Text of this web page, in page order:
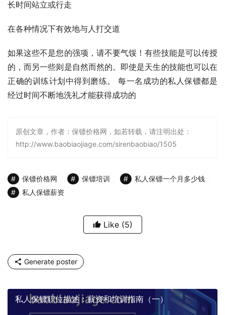
长时间站立或行走
在各种情况下有效地与人打交道
如果这些不是您的强项，请不要气馁！有些技能是可以传授
的，而另一些则是自然而然的。即使是天生的技能也可以在
正确的训练计划中得到磨练。 每一名成功的私人保镖都是
经过时间不断地洗礼才能获得成功的
原创文章，作者：保镖价格网，如若转载，请注明出处：
http://www.baobiaojiage.com/sirenbaobiao/1505
保镖价格网 保镖培训
私人保镖一个月多少钱
私人保镖薪资
Like (5)
Generate poster
私人保镖职位描述：薪资和培训指南（一）